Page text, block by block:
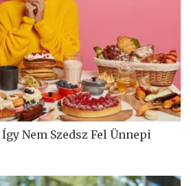
Nem Szedsz Fel Ünnepi